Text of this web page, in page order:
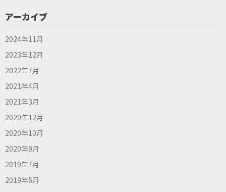
アーカイブ
2024年11月
2023年12月
2022年7月
2021年4月
2021年3月
2020年12月
2020年10月
2020年9月
2019年7月
2019年6月